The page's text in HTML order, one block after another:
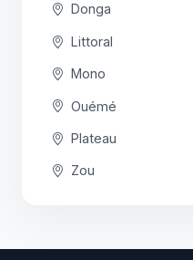
Donga
Littoral
Mono
Ouémé
Plateau
Zou